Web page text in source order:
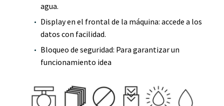
agua.
Display en el frontal de la máquina: accede a los
datos con facilidad.
Bloqueo de seguridad: Para garantizar un
funcionamiento idea